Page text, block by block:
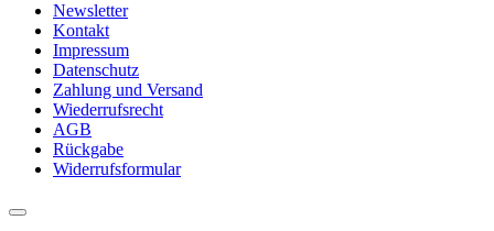
Newsletter
Kontakt
Impressum
Datenschutz
Zahlung und Versand
Wiederrufsrecht
AGB
Rückgabe
Widerrufsformular